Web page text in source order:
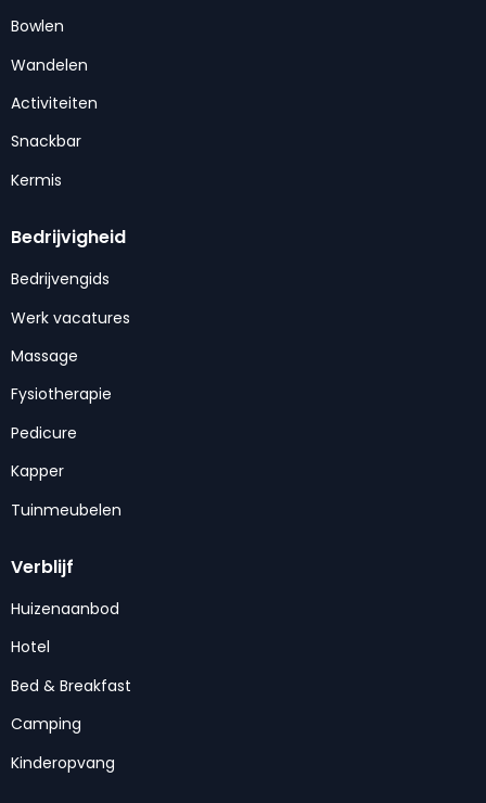
Bowlen
Wandelen
Activiteiten
Snackbar
Kermis
Bedrijvigheid
Bedrijvengids
Werk vacatures
Massage
Fysiotherapie
Pedicure
Kapper
Tuinmeubelen
Verblijf
Huizenaanbod
Hotel
Bed & Breakfast
Camping
Kinderopvang